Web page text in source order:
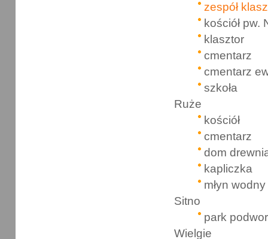
zespół
kościół
klasztor
cmentarz
cmentarz
szkoła
Ruże
kościół
cmentarz
dom
kapliczka
młyn wodny
Sitno
park
Wielgie